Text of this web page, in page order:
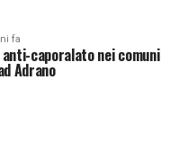
fa
caporalato nei comuni
Adrano